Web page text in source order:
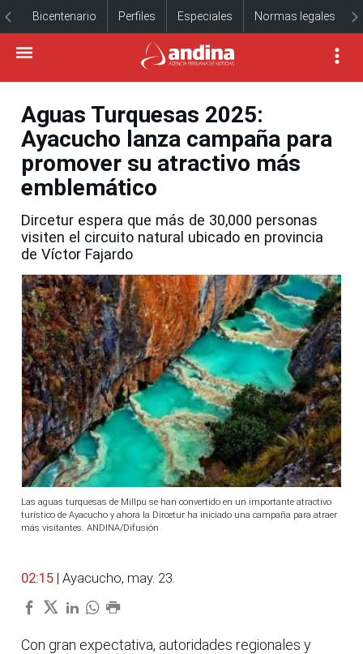
Bicentenario Perfiles Especiales Normas legales
Aguas Turquesas 2025:
Ayacucho lanza campaña para
promover su atractivo más
emblemático
Dircetur espera que más de 30,000 personas
visiten el circuito natural ubicado en provincia
de Víctor Fajardo
Las aguas turquesas de Millpu se han convertido en un importante atractivo
turístico de Ayacucho y ahora la Dircetur ha iniciado una campaña para atraer
más visitantes. ANDINA/Difusión
02:15 | Ayacucho, may. 23.
Con gran expectativa, autoridades regionales y